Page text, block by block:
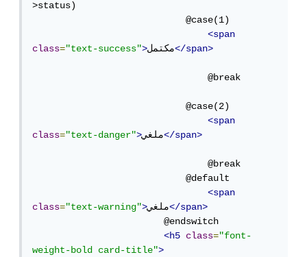
>status)
                            @case(1)
<span
class="text-success">مكتمل</span>
                                @break
                            @case(2)
<span
class="text-danger">ملغي</span>
                                @break
                            @default
<span
class="text-warning">ملغي</span>
                        @endswitch
<h5
class="font-
weight-bold card-title">